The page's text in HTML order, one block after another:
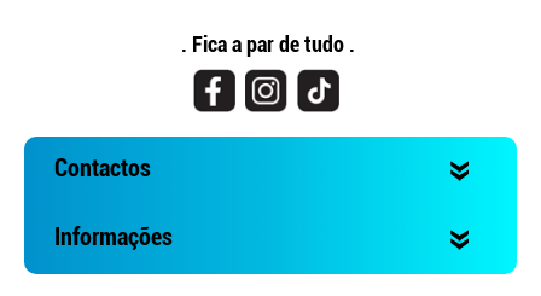
. Fica a par de tudo .
Contactos
Informações